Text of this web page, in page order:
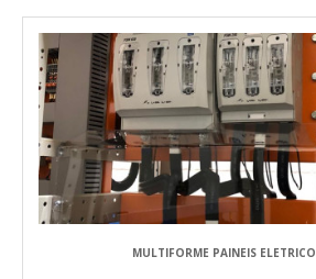
MULTIFORME PAINEIS